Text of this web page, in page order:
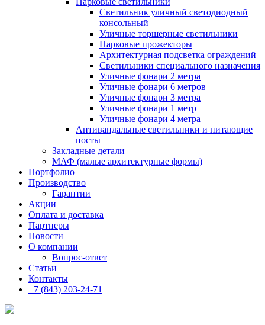
Светильник уличный светодиодный
консольный
Уличные торшерные светильники
Парковые прожекторы
Архитектурная подсветка ограждений
Светильники специального назначения
Уличные фонари 2 метра
Уличные фонари 6 метров
Уличные фонари 3 метра
Уличные фонари 1 метр
Уличные фонари 4 метра
Антивандальные светильники и питающие
посты
Закладные детали
МАФ (малые архитектурные формы)
Портфолио
Производство
Гарантии
Акции
Оплата и доставка
Партнеры
Новости
О компании
Вопрос-ответ
Статьи
Контакты
+7 (843) 203-24-71